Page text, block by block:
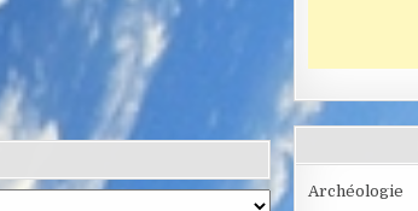
Archéologie